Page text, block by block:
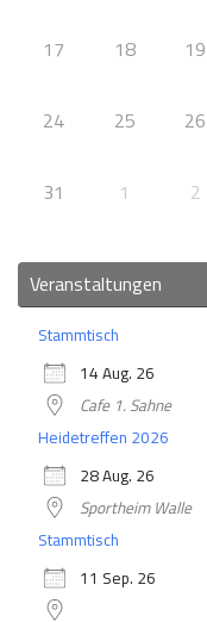
17 18 19
24 25 26
31 1 2
Veranstaltungen
Stammtisch
14 Aug. 26
Cafe 1. Sahne
Heidetreffen 2026
28 Aug. 26
Sportheim Walle
Stammtisch
11 Sep. 26